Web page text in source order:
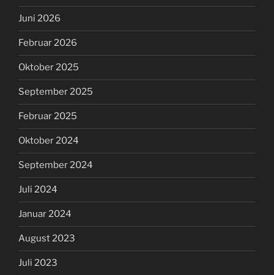
Juni 2026
Februar 2026
Oktober 2025
September 2025
Februar 2025
Oktober 2024
September 2024
Juli 2024
Januar 2024
August 2023
Juli 2023